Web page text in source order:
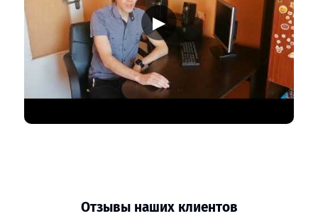
▶
Отзывы наших клиентов